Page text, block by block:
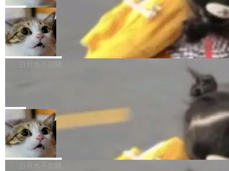
提升： 原生支持4K图像生成； 更精细的局部纹
理、细节与真实世界质感； 更准确的中英文文字
生成与复杂版式组织； 更稳定的图...
是 Ubuntu 专有的，不会用在其他发行版上。」
所以 deb 版本的受众实际上为零。既然只有 Ub
untu 用户在用，那用 snap 打包就没什么可纠结
的。 从 deb 到 snap 的迁移路径 hwctl 是 rust-
hwlib 硬件 API 库的一部分，命令行工具负责查
隔了几天。 Lilian Weng 上周刚宣布因健康原因
离开 Thinking Machines Lab，说自己作为联合
创始人的角色「太累了」。几天后，The Inform
ation 就曝出她将重回 OpenAI，负责递归自我
改进方向的研究。她是 Thinking Machines 过
一在人才争夺战中失血的公司。六月，Google
连失两员大将：Noam Shazeer 去了 Op...
局
FFmpeg 9.0 发布
FFmpeg 9.0 现已发布，包含多项改进。官方更
新日志列出的 9.0 版本主要更新内容如下： 扩
er HE-AAC 960 解码 (DAB+) transpose_cuda
filter 添加 AMF Frame Rate Converter (vf_frc
_amf) filter SMPTE 2094-50 元数据支持和直
通 ProRes RAW VideoToolbox 硬件加速器 AP
V ...
白开水不加糖
Code 在 X 上发帖：「DeepSeek Flash did 8T
tokens on August 1st. 5T of free usage + 3T
on OpenCode Go.」79.8 万次浏览，连带着 #
DeepSeek一天消耗了8万亿# 上了微博热搜——
注意这是 OpenCode 一家的消耗。 OpenCode
局
NetBSD 11.0 正式发布
NetBSD 11.0 现已正式发布，这是 NetBSD 操
作系统的第十八个主要版本。 自 NetBSD 10.1
白开水不加糖